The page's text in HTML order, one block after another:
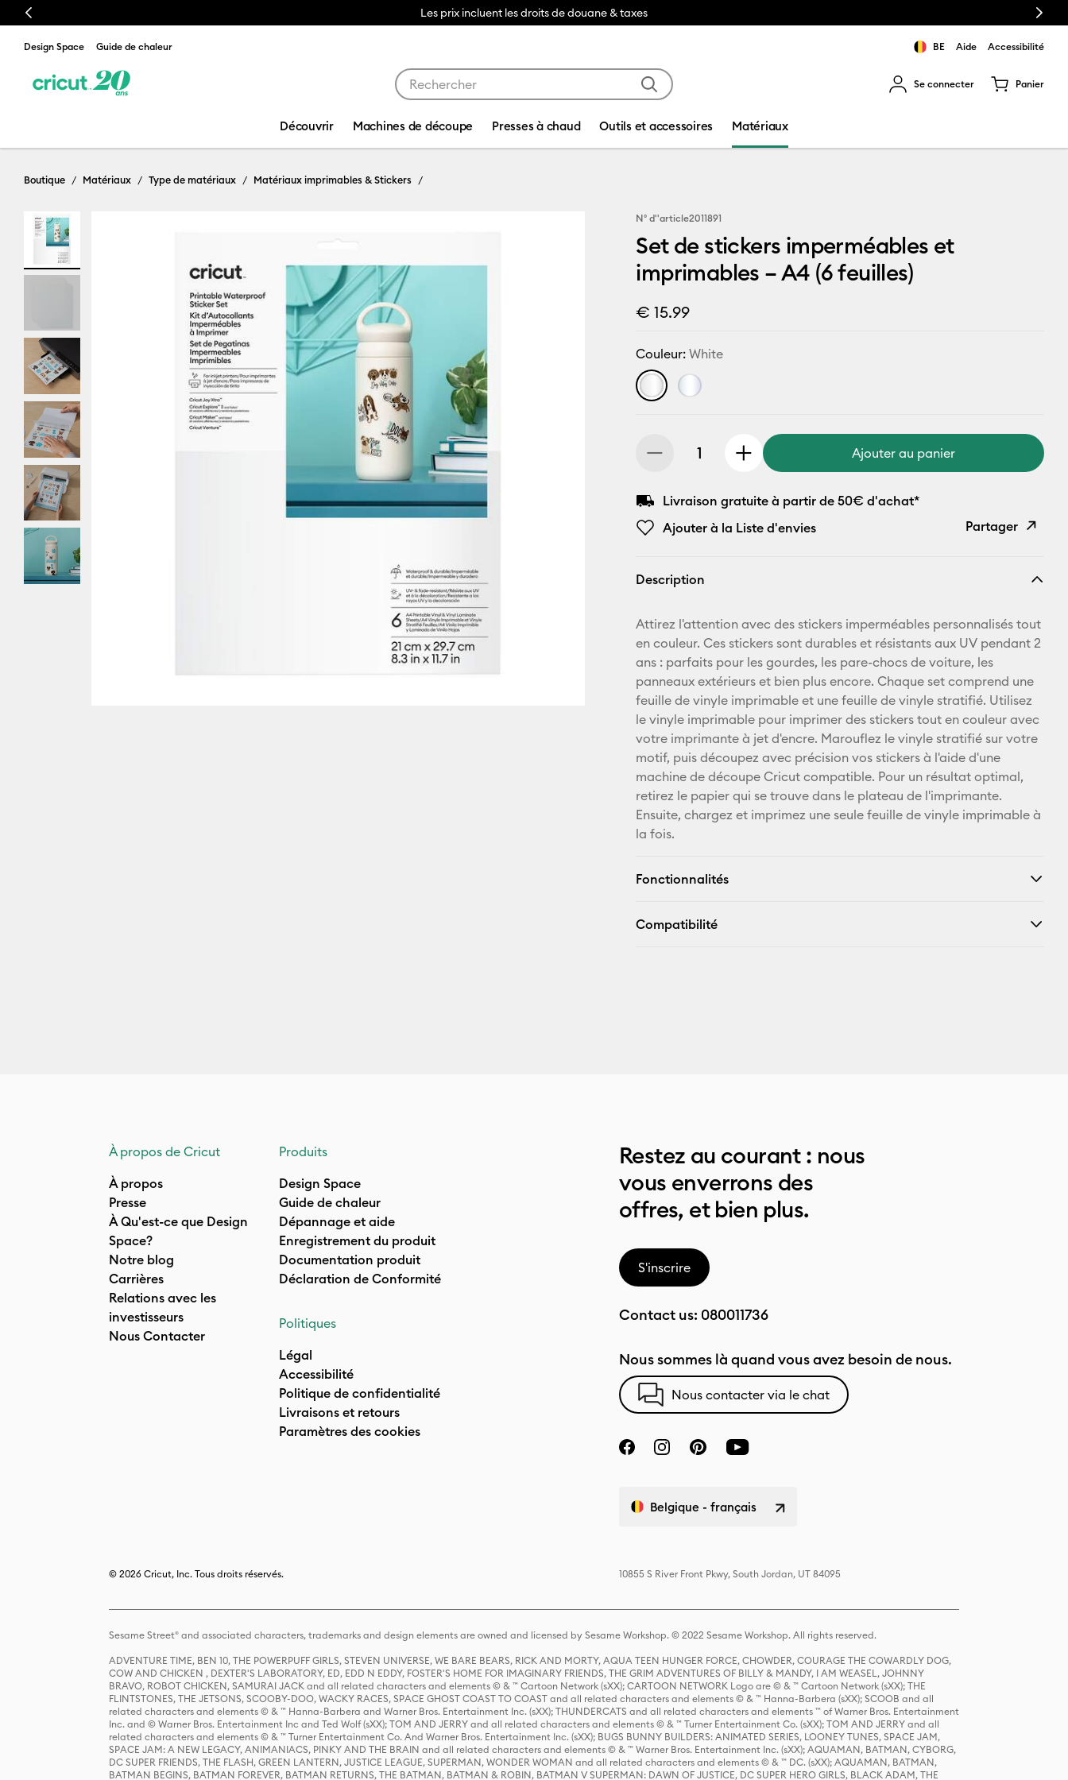
Previous Les prix incluent les droits de douane & taxes Next
Design Space Guide de chaleur BE Aide Accessibilité
Se connecter Panier
Découvrir Machines de découpe Presses à chaud Outils et accessoires Matériaux
Boutique Matériaux Type de matériaux Matériaux imprimables & Stickers
N° d''article2011891
Set de stickers imperméables et
imprimables – A4 (6 feuilles)
€ 15.99
Couleur:White
Ajouter au panier
Livraison gratuite à partir de 50€ d'achat*
Ajouter à la Liste d'envies
Partager
E-mail
Pinterest
Facebook
X
Description
Attirez l'attention avec des stickers imperméables personnalisés tout
en couleur. Ces stickers sont durables et résistants aux UV pendant 2
ans : parfaits pour les gourdes, les pare-chocs de voiture, les
panneaux extérieurs et bien plus encore. Chaque set comprend une
feuille de vinyle imprimable et une feuille de vinyle stratifié. Utilisez
le vinyle imprimable pour imprimer des stickers tout en couleur avec
votre imprimante à jet d'encre. Marouflez le vinyle stratifié sur votre
motif, puis découpez avec précision vos stickers à l'aide d'une
machine de découpe Cricut compatible. Pour un résultat optimal,
retirez le papier qui se trouve dans le plateau de l'imprimante.
Ensuite, chargez et imprimez une seule feuille de vinyle imprimable à
la fois.
Fonctionnalités
Compatibilité
À propos de Cricut
À propos
Presse
À Qu'est-ce que Design
Space?
Notre blog
Carrières
Relations avec les
investisseurs
Nous Contacter
Produits
Design Space
Guide de chaleur
Dépannage et aide
Enregistrement du produit
Documentation produit
Déclaration de Conformité
Politiques
Légal
Accessibilité
Politique de confidentialité
Livraisons et retours
Paramètres des cookies
Restez au courant : nous
vous enverrons des
offres, et bien plus.
S'inscrire
Contact us: 080011736
Nous sommes là quand vous avez besoin de nous.
Nous contacter via le chat
Belgique - français
© 2026 Cricut, Inc. Tous droits réservés. 10855 S River Front Pkwy, South Jordan, UT 84095
Sesame Street® and associated characters, trademarks and design elements are owned and licensed by Sesame Workshop. © 2022 Sesame Workshop. All rights reserved.
ADVENTURE TIME, BEN 10, THE POWERPUFF GIRLS, STEVEN UNIVERSE, WE BARE BEARS, RICK AND MORTY, AQUA TEEN HUNGER FORCE, CHOWDER, COURAGE THE COWARDLY DOG,
COW AND CHICKEN , DEXTER'S LABORATORY, ED, EDD N EDDY, FOSTER'S HOME FOR IMAGINARY FRIENDS, THE GRIM ADVENTURES OF BILLY & MANDY, I AM WEASEL, JOHNNY
BRAVO, ROBOT CHICKEN, SAMURAI JACK and all related characters and elements © & ™ Cartoon Network (sXX); CARTOON NETWORK Logo are © & ™ Cartoon Network (sXX); THE
FLINTSTONES, THE JETSONS, SCOOBY-DOO, WACKY RACES, SPACE GHOST COAST TO COAST and all related characters and elements © & ™ Hanna-Barbera (sXX); SCOOB and all
related characters and elements © & ™ Hanna-Barbera and Warner Bros. Entertainment Inc. (sXX); THUNDERCATS and all related characters and elements ™ of Warner Bros. Entertainment
Inc. and © Warner Bros. Entertainment Inc and Ted Wolf (sXX); TOM AND JERRY and all related characters and elements © & ™ Turner Entertainment Co. (sXX); TOM AND JERRY and all
related characters and elements © & ™ Turner Entertainment Co. And Warner Bros. Entertainment Inc. (sXX); BUGS BUNNY BUILDERS: ANIMATED SERIES, LOONEY TUNES, SPACE JAM,
SPACE JAM: A NEW LEGACY, ANIMANIACS, PINKY AND THE BRAIN and all related characters and elements © & ™ Warner Bros. Entertainment Inc. (sXX); AQUAMAN, BATMAN, CYBORG,
DC SUPER FRIENDS, THE FLASH, GREEN LANTERN, JUSTICE LEAGUE, SUPERMAN, WONDER WOMAN and all related characters and elements © & ™ DC. (sXX); AQUAMAN, BATMAN,
BATMAN BEGINS, BATMAN FOREVER, BATMAN RETURNS, THE BATMAN, BATMAN & ROBIN, BATMAN V SUPERMAN: DAWN OF JUSTICE, DC SUPER HERO GIRLS, BLACK ADAM, THE